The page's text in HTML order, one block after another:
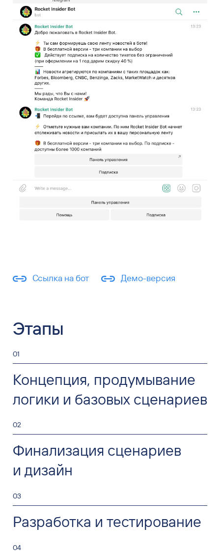
Ссылка на бот Демо-версия
Этапы
01
Концепция, продумывание
логики и базовых сценариев
02
Финализация сценариев
и дизайн
03
Разработка и тестирование
04